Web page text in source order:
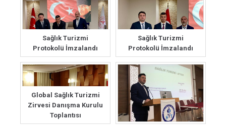
Sağlık Turizmi
Protokolü İmzalandı
Sağlık Turizmi
Protokolü İmzalandı
Global Sağlık Turizmi
Zirvesi Danışma Kurulu
Toplantısı